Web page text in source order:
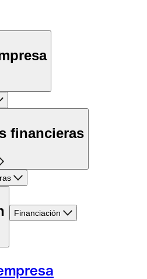
financieras
Financiación